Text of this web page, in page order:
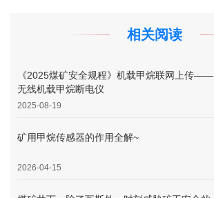
相关阅读
《2025煤矿安全规程》机载甲烷联网上传——
无线机载甲烷断电仪
2025-08-19
矿用甲烷传感器的作用全解~
2026-04-15